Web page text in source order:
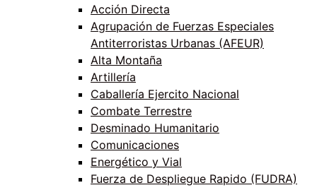
Acción Directa
Agrupación de Fuerzas Especiales
Antiterroristas Urbanas (AFEUR)
Alta Montaña
Artillería
Caballería Ejercito Nacional
Combate Terrestre
Desminado Humanitario
Comunicaciones
Energético y Vial
Fuerza de Despliegue Rapido (FUDRA)